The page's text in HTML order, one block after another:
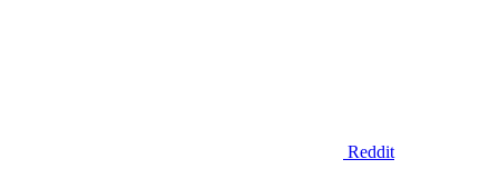
Reddit